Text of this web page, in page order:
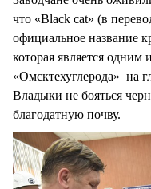
что «Black cat» (в
официальное название
которая является одним
«Омсктехуглерода» на
Владыки не бояться
благодатную почву.